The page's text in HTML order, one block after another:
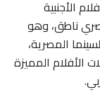
1896 بعرض الأفلام الأجنبية
فيلم مصري ناطق، وهو
المصرية،
الأفلام المميزة